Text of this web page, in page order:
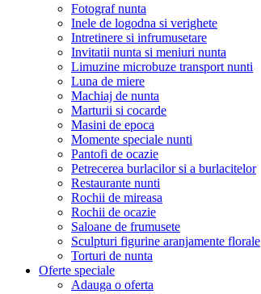
Fotograf nunta
Inele de logodna si verighete
Intretinere si infrumusetare
Invitatii nunta si meniuri nunta
Limuzine microbuze transport nunti
Luna de miere
Machiaj de nunta
Marturii si cocarde
Masini de epoca
Momente speciale nunti
Pantofi de ocazie
Petrecerea burlacilor si a burlacitelor
Restaurante nunti
Rochii de mireasa
Rochii de ocazie
Saloane de frumusete
Sculpturi figurine aranjamente florale
Torturi de nunta
Oferte speciale
Adauga o oferta